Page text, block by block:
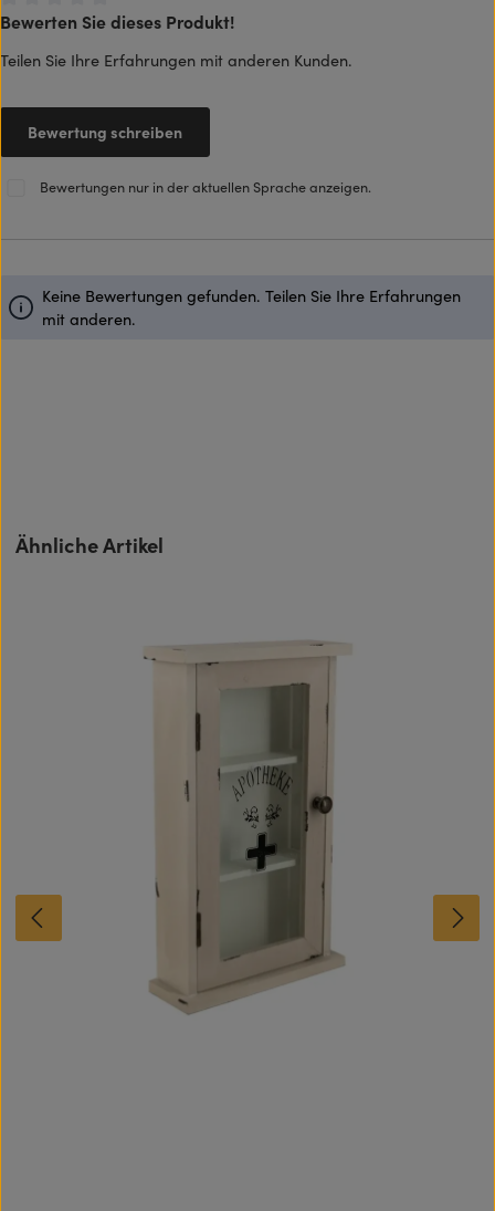
Durchschnittliche Bewertung von 0 von 5 Sternen
Bewerten Sie dieses Produkt!
Teilen Sie Ihre Erfahrungen mit anderen Kunden.
Bewertung schreiben
Bewertungen nur in der aktuellen Sprache anzeigen.
Keine Bewertungen gefunden. Teilen Sie Ihre Erfahrungen
mit anderen.
Produktgalerie überspringen
Ähnliche Artikel